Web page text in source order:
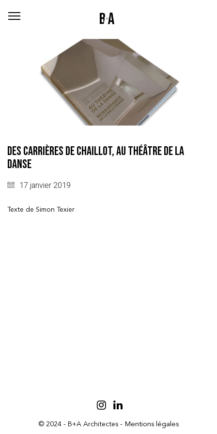
DES CARRIÈRES DE CHAILLOT, AU THÉÂTRE DE LA
DANSE
17 janvier 2019
Texte de Simon Texier
© 2024 - B+A Architectes - Mentions légales